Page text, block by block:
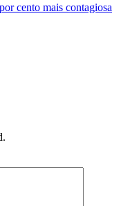
cento mais contagiosa